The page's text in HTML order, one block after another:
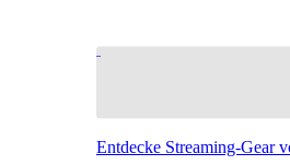
Entdecke Streaming-Gear